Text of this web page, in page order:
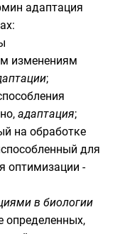
адаптация
изменениям
;
адаптация;
на обработке
для
оптимизации -
в биологии
определенных,